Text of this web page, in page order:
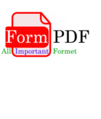
to
content